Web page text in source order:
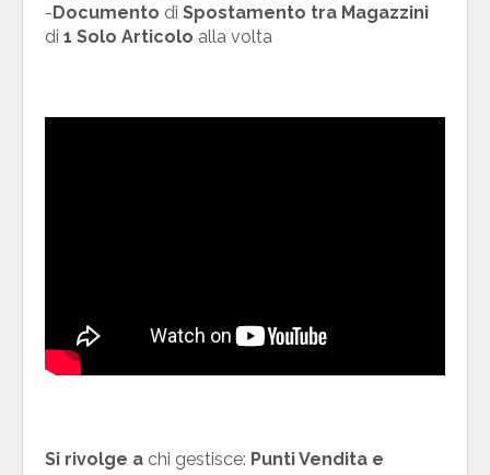
-Documento di Spostamento tra Magazzini
di 1 Solo Articolo alla volta
Si rivolge a chi gestisce: Punti Vendita e